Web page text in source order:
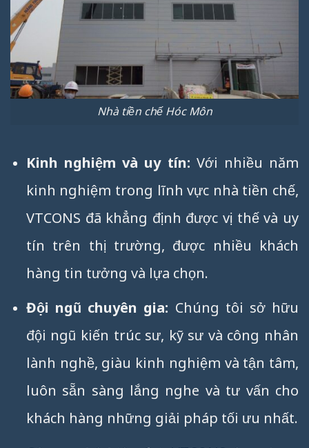
Nhà tiền chế Hóc Môn
Kinh nghiệm và uy tín: Với nhiều năm
kinh nghiệm trong lĩnh vực nhà tiền chế,
VTCONS đã khẳng định được vị thế và uy
tín trên thị trường, được nhiều khách
hàng tin tưởng và lựa chọn.
Đội ngũ chuyên gia: Chúng tôi sở hữu
đội ngũ kiến trúc sư, kỹ sư và công nhân
lành nghề, giàu kinh nghiệm và tận tâm,
luôn sẵn sàng lắng nghe và tư vấn cho
khách hàng những giải pháp tối ưu nhất.